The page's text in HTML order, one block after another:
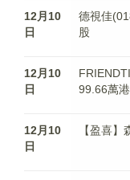
12月10
日
德視佳
股
12月10
日
99.66萬
12月10
日
【盈喜